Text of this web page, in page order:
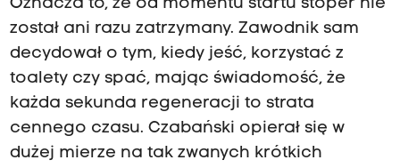
Oznacza to, że od momentu startu stoper nie
został ani razu zatrzymany. Zawodnik sam
decydował o tym, kiedy jeść, korzystać z
toalety czy spać, mając świadomość, że
każda sekunda regeneracji to strata
cennego czasu. Czabański opierał się w
dużej mierze na tak zwanych krótkich